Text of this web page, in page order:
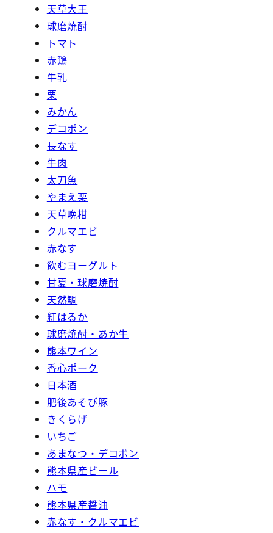
天草大王
球磨焼酎
トマト
赤鶏
牛乳
栗
みかん
デコポン
長なす
牛肉
太刀魚
やまえ栗
天草晩柑
クルマエビ
赤なす
飲むヨーグルト
甘夏・球磨焼酎
天然鯛
紅はるか
球磨焼酎・あか牛
熊本ワイン
香心ポーク
日本酒
肥後あそび豚
きくらげ
いちご
あまなつ・デコポン
熊本県産ビール
ハモ
熊本県産醤油
赤なす・クルマエビ